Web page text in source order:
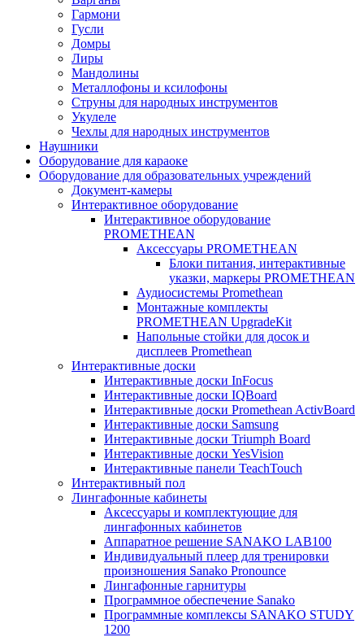
Гармони
Гусли
Домры
Лиры
Мандолины
Металлофоны и ксилофоны
Струны для народных инструментов
Укулеле
Чехлы для народных инструментов
Наушники
Оборудование для караоке
Оборудование для образовательных учреждений
Документ-камеры
Интерактивное оборудование
Интерактивное оборудование
PROMETHEAN
Аксессуары PROMETHEAN
Блоки питания, интерактивные
указки, маркеры PROMETHEAN
Аудиосистемы Promethean
Монтажные комплекты
PROMETHEAN UpgradeKit
Напольные стойки для досок и
дисплеев Promethean
Интерактивные доски
Интерактивные доски InFocus
Интерактивные доски IQBoard
Интерактивные доски Promethean ActivBoard
Интерактивные доски Samsung
Интерактивные доски Triumph Board
Интерактивные доски YesVision
Интерактивные панели TeachTouch
Интерактивный пол
Лингафонные кабинеты
Аксессуары и комплектующие для
лингафонных кабинетов
Аппаратное решение SANAKO LAB100
Индивидуальный плеер для тренировки
произношения Sanako Pronounce
Лингафонные гарнитуры
Программное обеспечение Sanako
Программные комплексы SANAKO STUDY
1200